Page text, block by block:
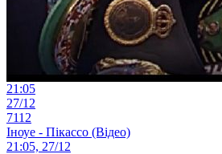
21:05
27/12
7112
Іноуе - Пікассо (Відео)
21:05, 27/12